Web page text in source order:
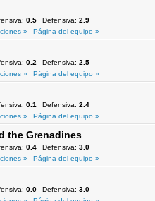
0.5 Defensiva: 2.9
»
Página del equipo »
0.2 Defensiva: 2.5
»
Página del equipo »
0.1 Defensiva: 2.4
»
Página del equipo »
the Grenadines
0.4 Defensiva: 3.0
»
Página del equipo »
0.0 Defensiva: 3.0